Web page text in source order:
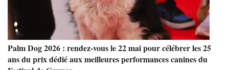
Palm Dog 2026 : rendez-vous le 22 mai pour célébrer les 25
ans du prix dédié aux meilleures performances canines du